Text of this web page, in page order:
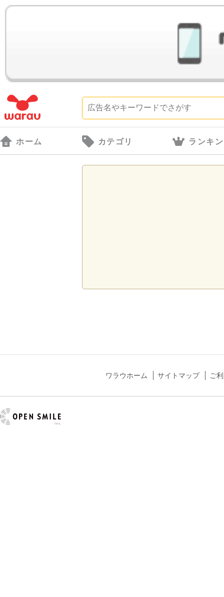
ホーム カテゴリ ランキ
ワラウホーム サイトマップ ご